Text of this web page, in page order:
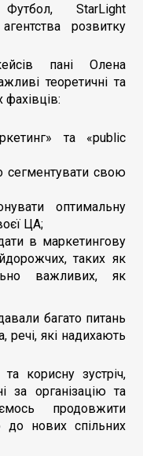
StarLight
розвитку
пані Олена
теоретичні та
фахівців:
та «public
сегментувати свою
оптимальну
ЦА;
в маркетингову
таких як
важливих, як
багато питань
речі, які надихають
корисну зустріч,
за організацію та
продовжити
нових спільних